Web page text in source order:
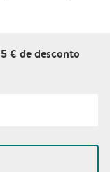
€ de desconto